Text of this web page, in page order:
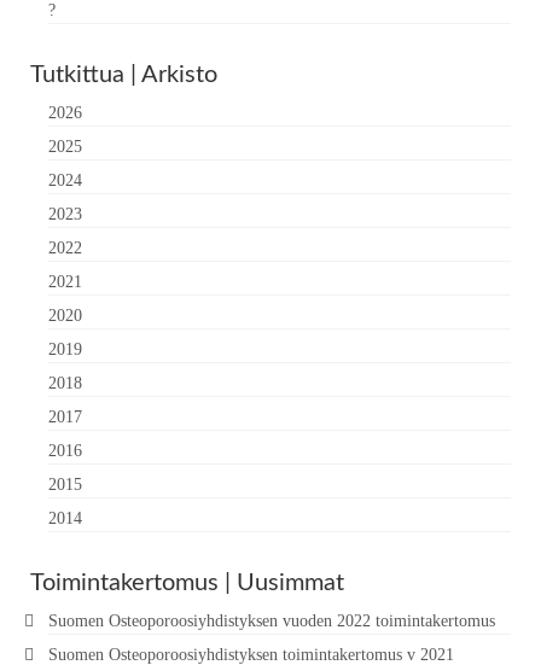
?
Tutkittua | Arkisto
2026
2025
2024
2023
2022
2021
2020
2019
2018
2017
2016
2015
2014
Toimintakertomus | Uusimmat
Suomen Osteoporoosiyhdistyksen vuoden 2022 toimintakertomus
Suomen Osteoporoosiyhdistyksen toimintakertomus v 2021